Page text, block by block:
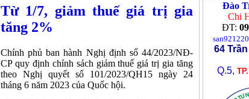
Từ 1/7, giảm thuế giá trị gia
tăng 2%
Chính phủ ban hành Nghị định số 44/2023/NĐ-
CP quy định chính sách giảm thuế giá trị gia tăng
theo Nghị quyết số 101/2023/QH15 ngày 24
tháng 6 năm 2023 của Quốc hội.
Đào
Chi
ĐT:
64
Q.5,